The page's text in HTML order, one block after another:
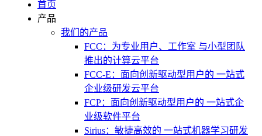
首页
产品
我们的产品
FCC：为专业用户、工作室 与小型团队
推出的计算云平台
FCC-E：面向创新驱动型用户的 一站式
企业级研发云平台
FCP：面向创新驱动型用户的 一站式企
业级软件平台
Sirius：敏捷高效的 一站式机器学习研发